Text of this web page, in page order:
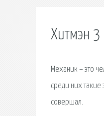
Хитмэн 3
Механик – это
среди них такие
совершал.